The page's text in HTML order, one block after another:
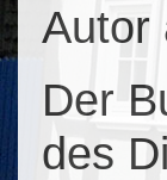
Autor
Der
des